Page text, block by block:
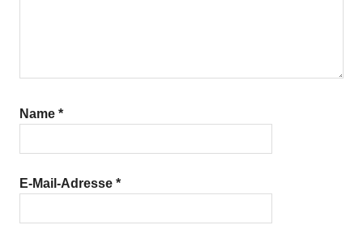
Name *
E-Mail-Adresse *